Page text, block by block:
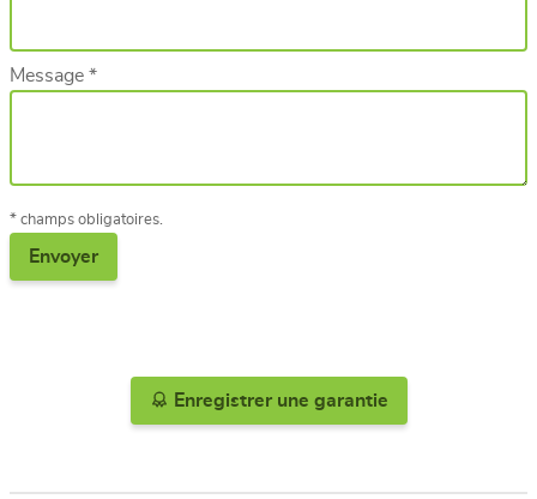
Message *
* champs obligatoires.
Enregistrer une garantie